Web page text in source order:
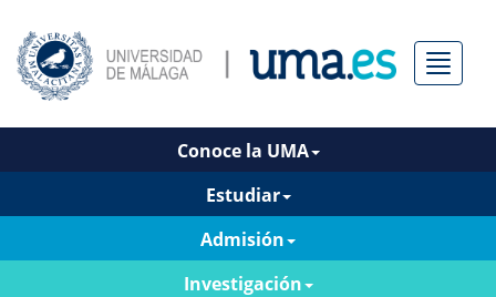
Menú
Conoce la UMA
Estudiar
Admisión
Investigación